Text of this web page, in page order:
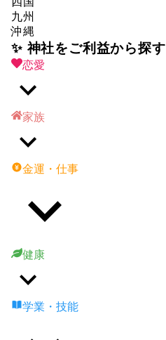
九州
沖縄
✨ 神社をご利益から探す
恋愛
家族
金運・仕事
健康
学業・技能